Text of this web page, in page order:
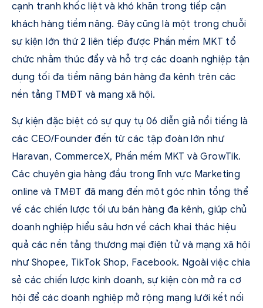
cạnh tranh khốc liệt và khó khăn trong tiếp cận
khách hàng tiềm năng. Đây cũng là một trong chuỗi
sự kiện lớn thứ 2 liên tiếp được Phần mềm MKT tổ
chức nhằm thúc đẩy và hỗ trợ các doanh nghiệp tận
dụng tối đa tiềm năng bán hàng đa kênh trên các
nền tảng TMĐT và mạng xã hội.
Sự kiện đặc biệt có sự quy tụ 06 diễn giả nổi tiếng là
các CEO/Founder đến từ các tập đoàn lớn như
Haravan, CommerceX, Phần mềm MKT và GrowTik.
Các chuyên gia hàng đầu trong lĩnh vực Marketing
online và TMĐT đã mang đến một góc nhìn tổng thể
về các chiến lược tối ưu bán hàng đa kênh, giúp chủ
doanh nghiệp hiểu sâu hơn về cách khai thác hiệu
quả các nền tảng thương mại điện tử và mạng xã hội
như Shopee, TikTok Shop, Facebook. Ngoài việc chia
sẻ các chiến lược kinh doanh, sự kiện còn mở ra cơ
hội để các doanh nghiệp mở rộng mạng lưới kết nối